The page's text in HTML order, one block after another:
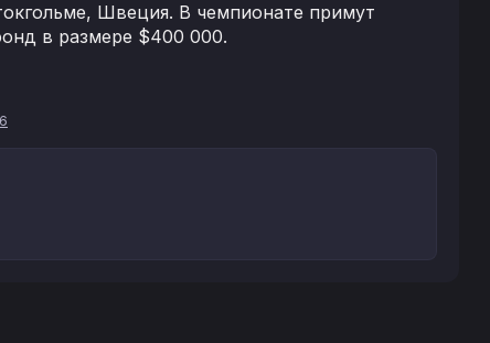
Швеция. В чемпионате примут
в размере $400 000.